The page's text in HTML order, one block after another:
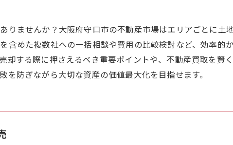
りませんか？大阪府守口市の不動産市場はエリアごとに土
含めた複数社への一括相談や費用の比較検討など、効率的
却する際に押さえるべき重要ポイントや、不動産買取を賢
防ぎながら大切な資産の価値最大化を目指せます。